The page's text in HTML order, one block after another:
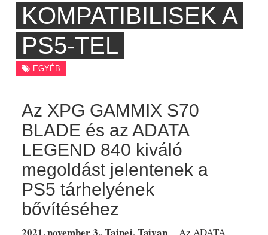
KOMPATIBILISEK A
PS5-TEL
EGYÉB
Az XPG GAMMIX S70
BLADE és az ADATA
LEGEND 840 kiváló
megoldást jelentenek a
PS5 tárhelyének
bővítéséhez